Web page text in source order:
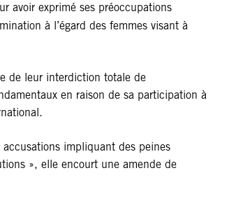
avoir exprimé ses préoccupations
à l’égard des femmes visant à
de leur interdiction totale de
en raison de sa participation à
impliquant des peines
», elle encourt une amende de